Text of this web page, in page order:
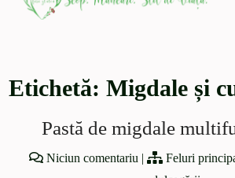
Etichetă:Migdale și
Pastă de migdale
Niciun comentariu | Feluri